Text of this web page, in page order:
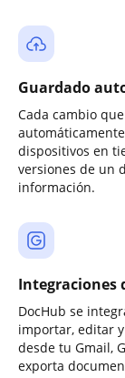
Guardado
Cada cambio
dispositivos en
versiones de un
información.
Integraciones
DocHub se
importar, editar
desde tu Gmail,
exporta